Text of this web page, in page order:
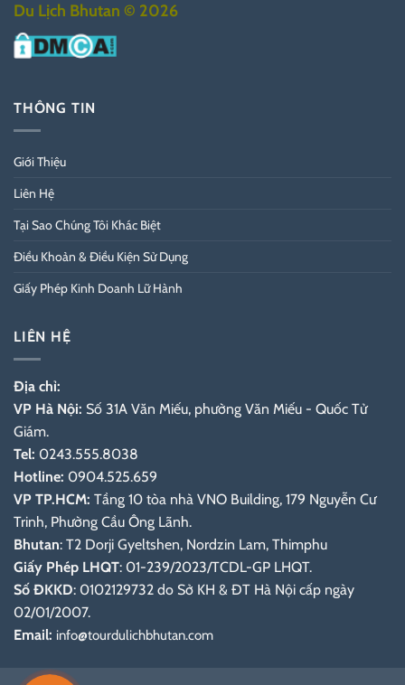
Du Lịch Bhutan © 2026
THÔNG TIN
Giới Thiệu
Liên Hệ
Tại Sao Chúng Tôi Khác Biệt
Điều Khoản & Điều Kiện Sử Dụng
Giấy Phép Kinh Doanh Lữ Hành
LIÊN HỆ
Địa chỉ:
VP Hà Nội: Số 31A Văn Miếu, phường Văn Miếu - Quốc Tử
Giám.
Tel: 0243.555.8038
Hotline: 0904.525.659
VP TP.HCM: Tầng 10 tòa nhà VNO Building, 179 Nguyễn Cư
Trinh, Phường Cầu Ông Lãnh.
Bhutan: T2 Dorji Gyeltshen, Nordzin Lam, Thimphu
Giấy Phép LHQT: 01-239/2023/TCDL-GP LHQT.
Số ĐKKD: 0102129732 do Sở KH & ĐT Hà Nội cấp ngày
02/01/2007.
Email: info@tourdulichbhutan.com